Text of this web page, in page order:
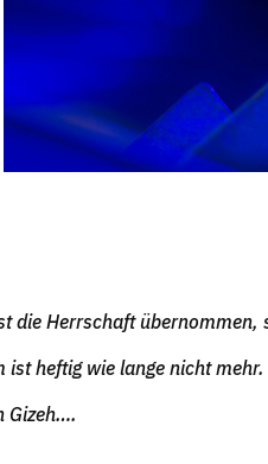
die Herrschaft
ist heftig wie lange nicht
Gizeh….